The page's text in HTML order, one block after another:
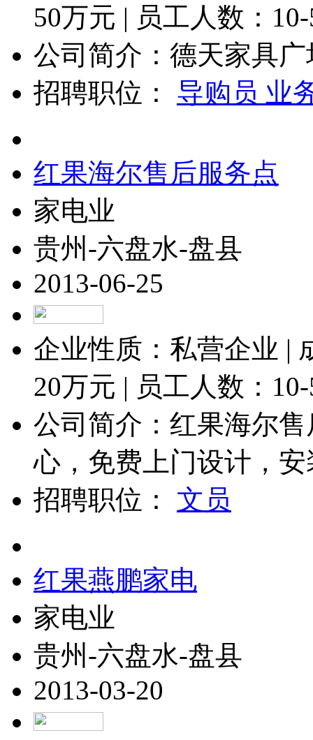
50万元 | 员工人数：
公司简介：德天家具广
招聘职位： 导购员 业
红果海尔售后服务点
家电业
贵州-六盘水-盘县
2013-06-25
企业性质：私营企业 |
20万元 | 员工人数：
公司简介：红果海尔
心，免费上门设计，
招聘职位： 文员
红果燕鹏家电
家电业
贵州-六盘水-盘县
2013-03-20